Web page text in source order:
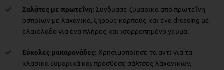
Σαλάτες με πρωτεΐνη: Συνδύασε ζυμαρικά από πρωτεΐνη
οσπρίων με λαχανικά, ξηρούς καρπούς και ένα dressing με
ελαιόλαδο για ένα πλήρες και ισορροπημένο γεύμα.
Εύκολες μακαρονάδες: Χρησιμοποίησέ τα αντί για τα
κλασικά ζυμαρικά και πρόσθεσε σάλτσες λαχανικών,